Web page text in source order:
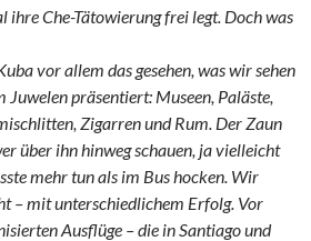
Che-Tätowierung frei legt. Doch was
vor allem das gesehen, was wir sehen
Juwelen präsentiert: Museen, Paläste,
Zigarren und Rum. Der Zaun
über ihn hinweg schauen, ja vielleicht
mehr tun als im Bus hocken. Wir
– mit unterschiedlichem Erfolg. Vor
Ausflüge – die in Santiago und